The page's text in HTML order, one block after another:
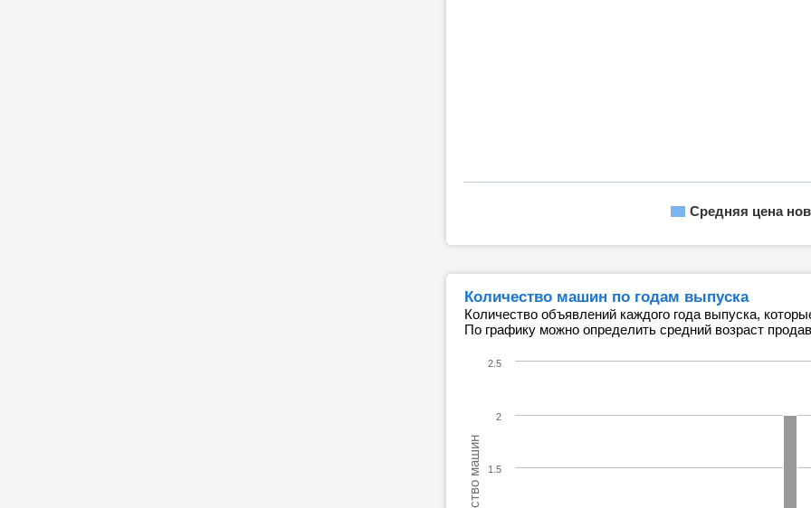
Средняя цена
Количество машин по годам выпуска
Количество объявлений каждого года выпуска,
По графику можно определить средний возраст
1.5
2
2.5